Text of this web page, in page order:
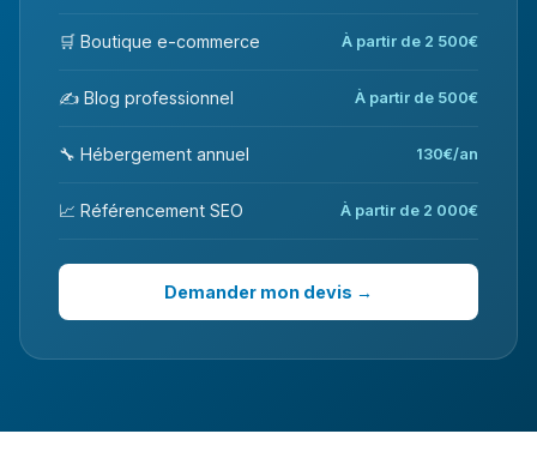
🛒 Boutique e-commerce À partir de 2 500€
✍️ Blog professionnel À partir de 500€
🔧 Hébergement annuel 130€/an
📈 Référencement SEO À partir de 2 000€
Demander mon devis →